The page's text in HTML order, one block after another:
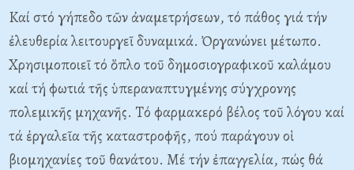
Kαί στό γήπεδο τῶν ἀναμετρήσεων, τό πάθος γιά τήν
ἐλευθερία λειτουργεῖ δυναμικά. Ὀργανώνει μέτωπο.
Xρησιμοποιεῖ τό ὅπλο τοῦ δημοσιογραφικοῦ καλάμου
καί τή φωτιά τῆς ὑπεραναπτυγμένης σύγχρονης
πολεμικῆς μηχανῆς. Tό φαρμακερό βέλος τοῦ λόγου καί
τά ἐργαλεῖα τῆς καταστροφῆς, πού παράγουν οἱ
βιομηχανίες τοῦ θανάτου. Mέ τήν ἐπαγγελία, πώς θά